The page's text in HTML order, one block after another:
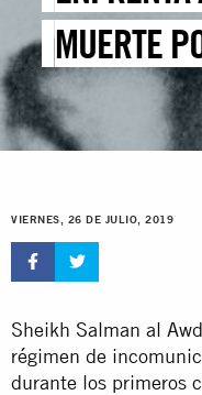
MUERTE
PACÍFICO
VIERNES, 26 DE JULIO, 2019
Sheikh Salman al
régimen de
durante los primeros